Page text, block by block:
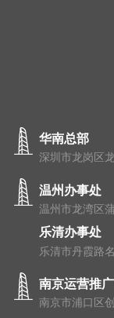
华南总部
深圳市龙岗区
温州办事处
温州市⻰湾区
乐清办事处
乐清市丹霞路
南京运营推
南京市浦⼝区